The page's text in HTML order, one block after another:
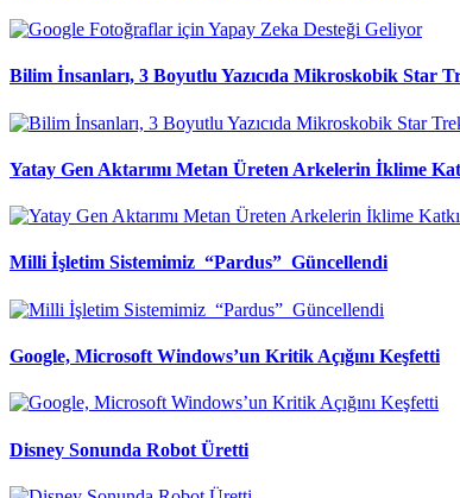
Bilim İnsanları, 3 Boyutlu Yazıcıda Mikroskobik Star
Yatay Gen Aktarımı Metan Üreten Arkelerin İklime
Milli İşletim Sistemimiz “Pardus” Güncellendi
Google, Microsoft Windows’un Kritik Açığını Keşfetti
Disney Sonunda Robot Üretti